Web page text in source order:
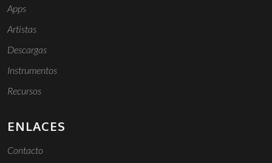
Apps
Artistas
Descargas
Instrumentos
Recursos
ENLACES
Contacto